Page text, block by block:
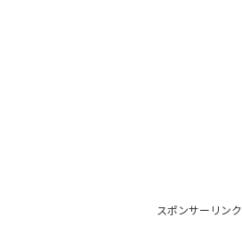
スポンサーリンク